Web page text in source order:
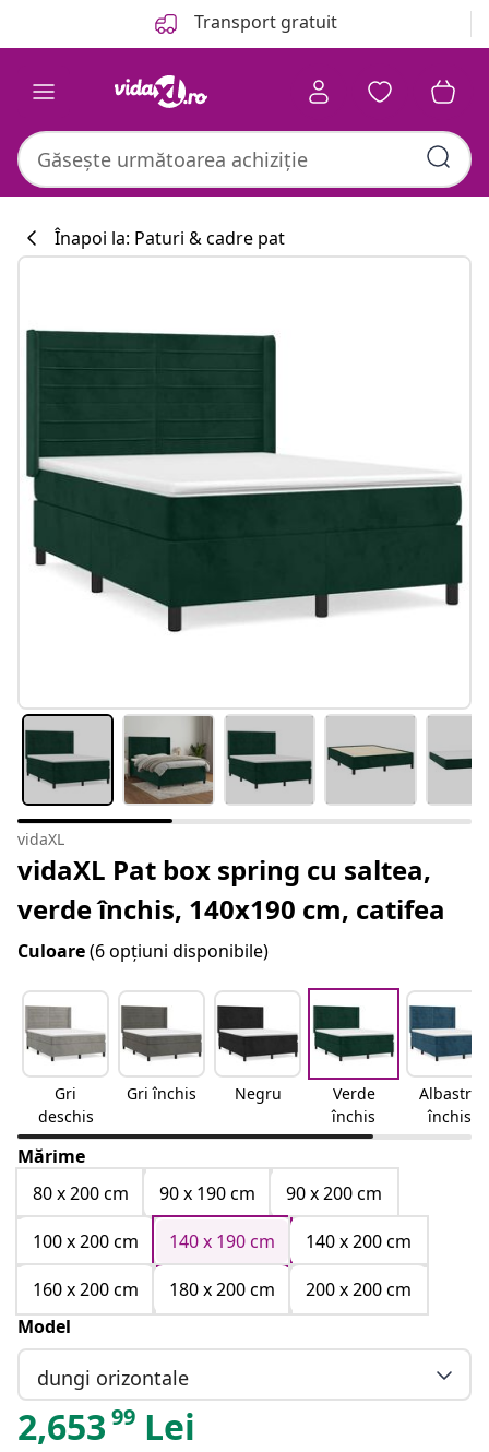
Transport gratuit
Înapoi la: Paturi & cadre pat
vidaXL
vidaXL Pat box spring cu saltea,
verde închis, 140x190 cm, catifea
Culoare(6 opțiuni disponibile)
Gri
deschis
Gri închis Negru
Verde
închis
Albastru
închis
Mărime
80 x 200 cm
90 x 190 cm
90 x 200 cm
100 x 200 cm
140 x 190 cm
140 x 200 cm
160 x 200 cm
180 x 200 cm
200 x 200 cm
Model
dungi orizontale
2,653 99 Lei